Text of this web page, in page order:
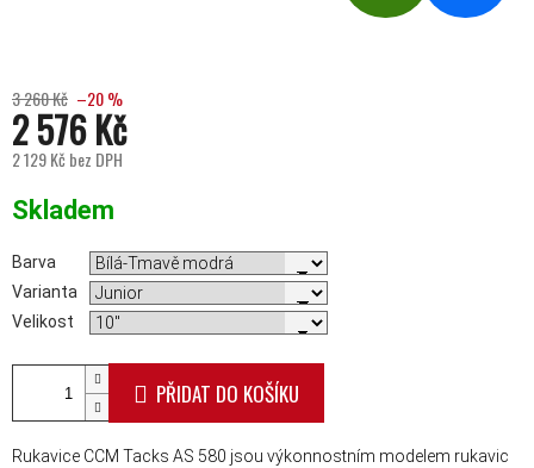
3 260 Kč –20 %
2 576 Kč
2 129 Kč bez DPH
Skladem
Barva
Varianta
Velikost
PŘIDAT DO KOŠÍKU
Rukavice CCM Tacks AS 580 jsou výkonnostním modelem rukavic